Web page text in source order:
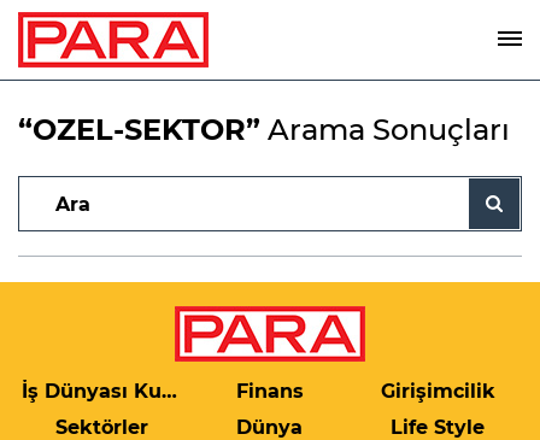
“OZEL-SEKTOR” Arama Sonuçları
İş Dünyası Kulis Finans
Girişimcilik
Sektörler
Dünya Life Style